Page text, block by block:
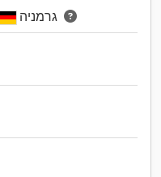
Bayern, גרמניה